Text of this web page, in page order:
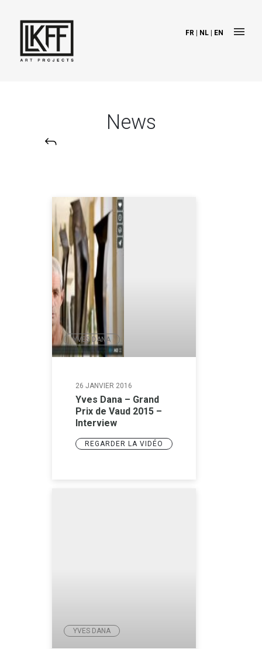
FR NL EN
News
YVES DANA
26 JANVIER 2016
Yves Dana – Grand
Prix de Vaud 2015 –
Interview
REGARDER LA VIDÉO
YVES DANA